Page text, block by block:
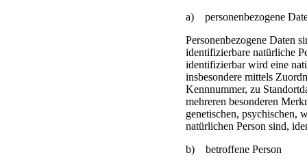
a) personenbezogene
Personenbezogene Daten
identifizierbare natürliche
identifizierbar wird eine
insbesondere mittels
Kennnummer, zu
mehreren besonderen
genetischen, psychischen,
natürlichen Person sind,
b) betroffene Person